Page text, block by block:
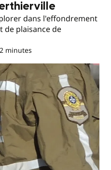
dans l'effondrement
de plaisance de
minutes